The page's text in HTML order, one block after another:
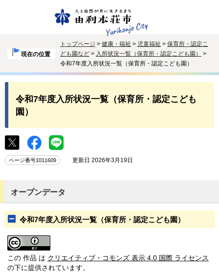
現在の位置
トップページ > 健康・福祉 > 児童福祉 > 保育所・認定こ
ども園など > 入所状況一覧（保育所・認定こども園）
>
令和7年度入所状況一覧（保育所・認定こども園）
令和7年度入所状況一覧（保育所・認定こども
園）
ページ番号1011609 更新日 2026年3月19日
オープンデータ
令和7年度入所状況一覧（保育所・認定こども園）
この 作品 は クリエイティブ・コモンズ 表示 4.0 国際 ライセンス
の下に提供されています。